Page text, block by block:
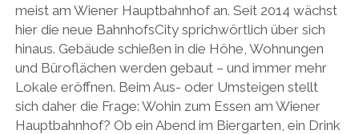
meist am Wiener Hauptbahnhof an. Seit 2014 wächst
hier die neue BahnhofsCity sprichwörtlich über sich
hinaus. Gebäude schießen in die Höhe, Wohnungen
und Büroflächen werden gebaut – und immer mehr
Lokale eröffnen. Beim Aus- oder Umsteigen stellt
sich daher die Frage: Wohin zum Essen am Wiener
Hauptbahnhof? Ob ein Abend im Biergarten, ein Drink